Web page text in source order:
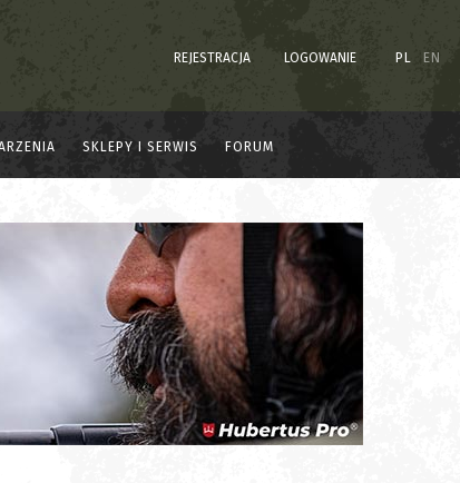
REJESTRACJA LOGOWANIE PL EN
SKLEPY I SERWIS FORUM